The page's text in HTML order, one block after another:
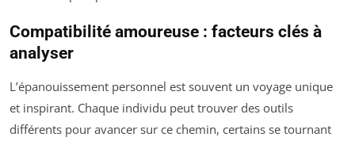
Compatibilité amoureuse : facteurs clés à
analyser
L’épanouissement personnel est souvent un voyage unique
et inspirant. Chaque individu peut trouver des outils
différents pour avancer sur ce chemin, certains se tournant